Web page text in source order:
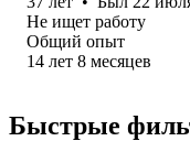
Не ищет работу
Общий опыт
14 лет 8 месяцев
Быстрые